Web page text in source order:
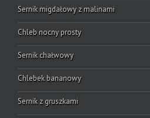
Sernik migdałowy z malinami
Chleb nocny prosty
Sernik chałwowy
Chlebek bananowy
Sernik z gruszkami